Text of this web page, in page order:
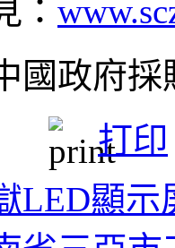
：
國政府採
打印
LED顯示